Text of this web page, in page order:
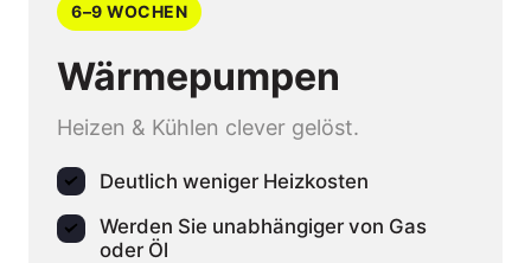
6–9 WOCHEN
Wärmepumpen
Heizen & Kühlen clever gelöst.
Deutlich weniger Heizkosten
Werden Sie unabhängiger von Gas
oder Öl